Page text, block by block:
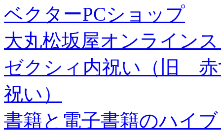
ベクターPCショップ
大丸松坂屋オンライン
ゼクシィ内祝い（旧 赤
祝い）
書籍と電子書籍のハイ